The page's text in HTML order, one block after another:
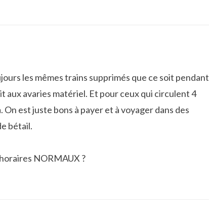
les mêmes trains supprimés que ce soit pendant
aux avaries matériel. Et pour ceux qui circulent 4
On est juste bons à payer et à voyager dans des
bétail.
NORMAUX ?